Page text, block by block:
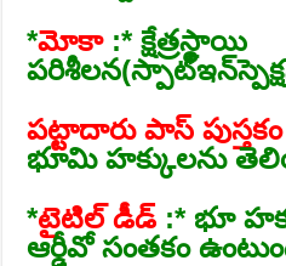
*మోకా:* క్షేత్రస్థాయి
పట్టాదారు పాస్‌ పుస్తకం
భూమి హక్కులను
*టైటిల్‌ డీడ్‌ :* భూ
ఆర్డీవో సంతకం